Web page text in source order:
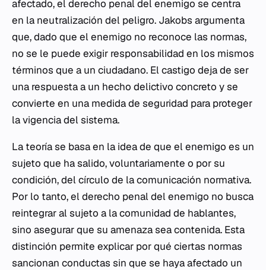
afectado, el derecho penal del enemigo se centra
en la neutralización del peligro. Jakobs argumenta
que, dado que el enemigo no reconoce las normas,
no se le puede exigir responsabilidad en los mismos
términos que a un ciudadano. El castigo deja de ser
una respuesta a un hecho delictivo concreto y se
convierte en una medida de seguridad para proteger
la vigencia del sistema.
La teoría se basa en la idea de que el enemigo es un
sujeto que ha salido, voluntariamente o por su
condición, del círculo de la comunicación normativa.
Por lo tanto, el derecho penal del enemigo no busca
reintegrar al sujeto a la comunidad de hablantes,
sino asegurar que su amenaza sea contenida. Esta
distinción permite explicar por qué ciertas normas
sancionan conductas sin que se haya afectado un